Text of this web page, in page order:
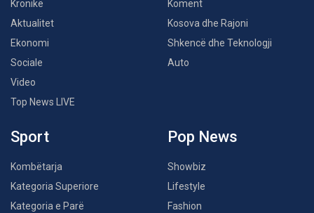
Kronikë
Aktualitet
Ekonomi
Sociale
Video
Top News LIVE
Koment
Kosova dhe Rajoni
Shkencë dhe Teknologji
Auto
Sport
Kombëtarja
Kategoria Superiore
Kategoria e Parë
Pop News
Showbiz
Lifestyle
Fashion